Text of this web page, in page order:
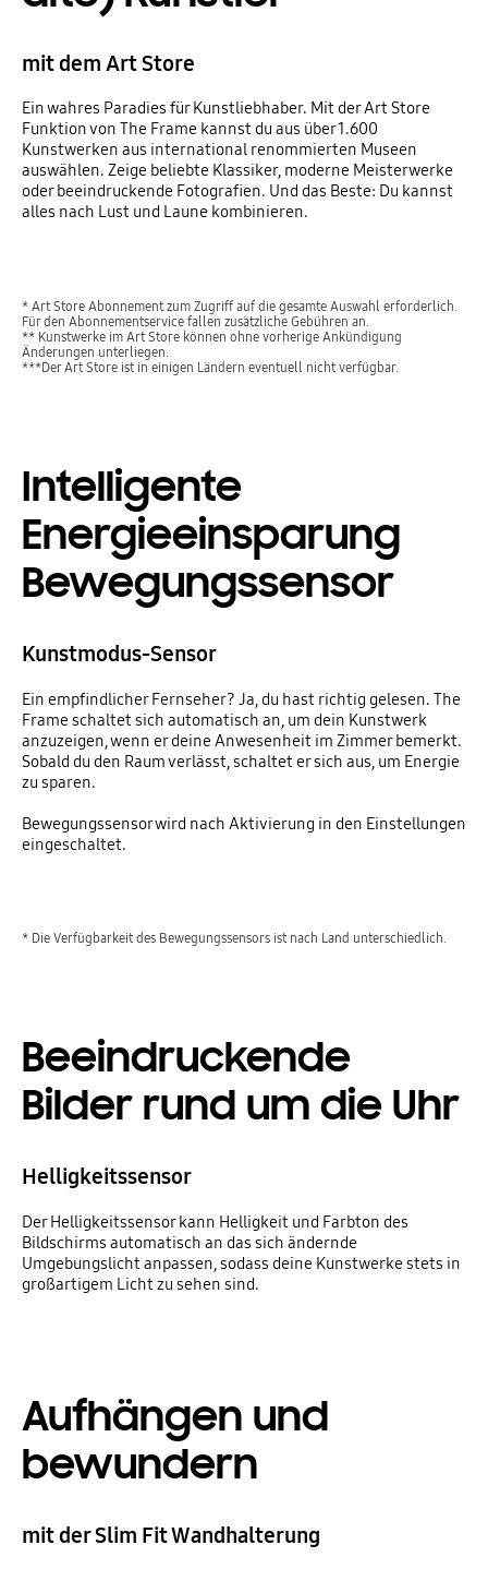
mit dem Art Store
Ein wahres Paradies für Kunstliebhaber. Mit der Art Store
Funktion von The Frame kannst du aus über 1.600
Kunstwerken aus international renommierten Museen
auswählen. Zeige beliebte Klassiker, moderne Meisterwerke
oder beeindruckende Fotografien. Und das Beste: Du kannst
alles nach Lust und Laune kombinieren.
* Art Store Abonnement zum Zugriff auf die gesamte Auswahl erforderlich.
Für den Abonnementservice fallen zusätzliche Gebühren an.
** Kunstwerke im Art Store können ohne vorherige Ankündigung
Änderungen unterliegen.
***Der Art Store ist in einigen Ländern eventuell nicht verfügbar.
Intelligente
Energieeinsparung
Bewegungssensor
Kunstmodus-Sensor
Ein empfindlicher Fernseher? Ja, du hast richtig gelesen. The
Frame schaltet sich automatisch an, um dein Kunstwerk
anzuzeigen, wenn er deine Anwesenheit im Zimmer bemerkt.
Sobald du den Raum verlässt, schaltet er sich aus, um Energie
zu sparen.
Bewegungssensor wird nach Aktivierung in den Einstellungen
eingeschaltet.
* Die Verfügbarkeit des Bewegungssensors ist nach Land unterschiedlich.
Beeindruckende
Bilder rund um die Uhr
Helligkeitssensor
Der Helligkeitssensor kann Helligkeit und Farbton des
Bildschirms automatisch an das sich ändernde
Umgebungslicht anpassen, sodass deine Kunstwerke stets in
großartigem Licht zu sehen sind.
Aufhängen und
bewundern
mit der Slim Fit Wandhalterung